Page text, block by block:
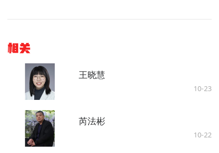
相关
王晓慧
10-23
芮法彬
10-22